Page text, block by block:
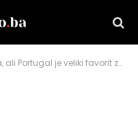
je veliki favorit za prvo mjesto